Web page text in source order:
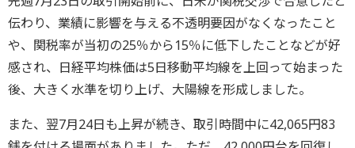
伝わり、業績に影響を与える不透明要因がなくなったこと
や、関税率が当初の25％から15％に低下したことなどが好
感され、日経平均株価は5日移動平均線を上回って始まった
後、大きく水準を切り上げ、大陽線を形成しました。
また、翌7月24日も上昇が続き、取引時間中に42,065円83